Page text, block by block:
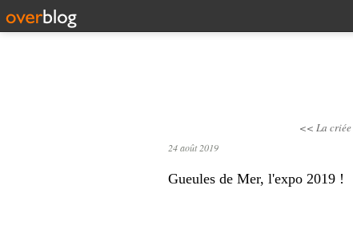
<< La criée
24 août 2019
Gueules de Mer, l'expo 2019 !